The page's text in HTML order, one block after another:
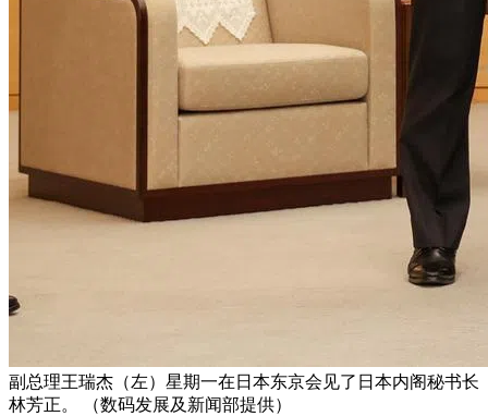
副总理王瑞杰（左）星期一在日本东京会见了日本内阁秘书长
林芳正。 （数码发展及新闻部提供）